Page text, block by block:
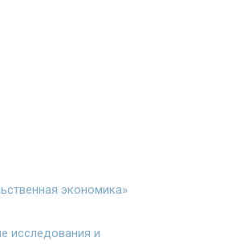
экономика»
исследования и